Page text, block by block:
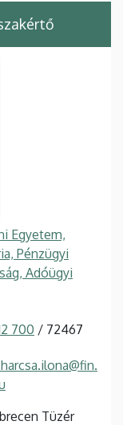
Egyetem,
Pénzügyi
Adóügyi
700 / 72467
Tüzér